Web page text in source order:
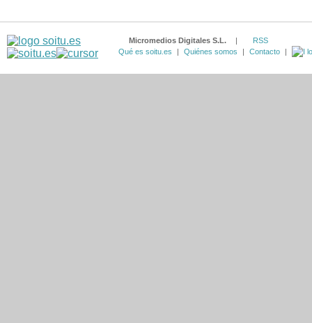
Micromedios Digitales S.L. |
RSS
Qué es soitu.es
| Quiénes somos | Contacto |